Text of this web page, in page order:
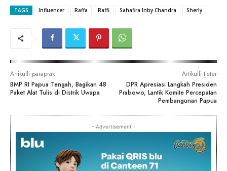
TAGS Influencer Raffa Raffi Sahafira Inby Chandra Sherly
Artikulli paraprak
BMP RI Papua Tengah, Bagikan 48
Paket Alat Tulis di Distrik Uwapa
Artikulli tjetër
DPR Apresiasi Langkah Presiden
Prabowo, Lantik Komite Percepatan
Pembangunan Papua
- Advertisement -